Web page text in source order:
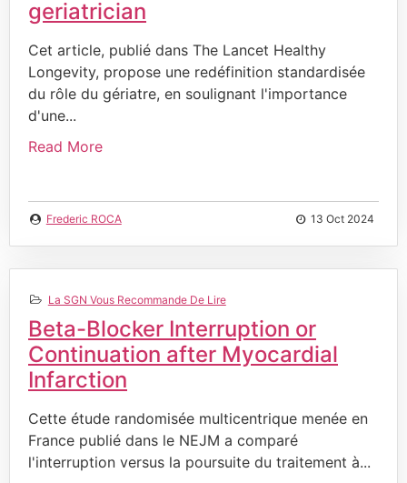
geriatrician
Cet article, publié dans The Lancet Healthy
Longevity, propose une redéfinition standardisée
du rôle du gériatre, en soulignant l'importance
d'une...
Read More
Frederic ROCA 13 Oct 2024
La SGN Vous Recommande De Lire
Beta-Blocker Interruption or
Continuation after Myocardial
Infarction
Cette étude randomisée multicentrique menée en
France publié dans le NEJM a comparé
l'interruption versus la poursuite du traitement à...